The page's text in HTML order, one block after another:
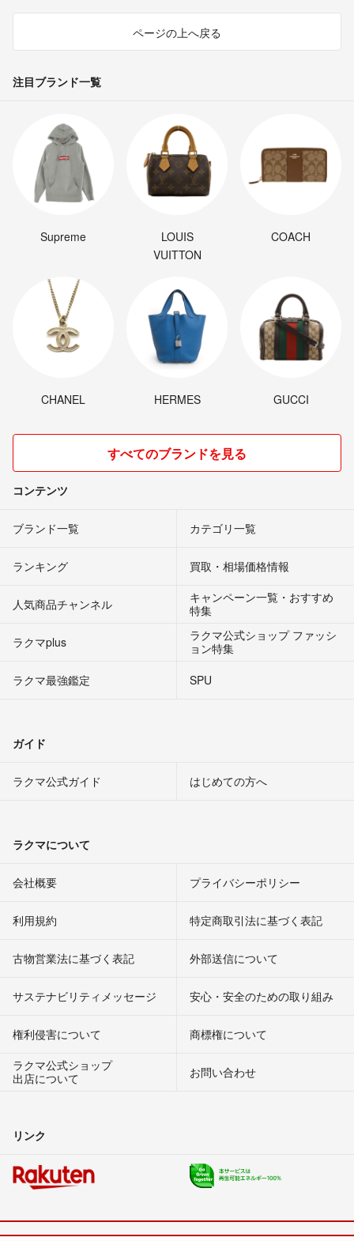
ページの上へ戻る
注目ブランド一覧
Supreme
LOUIS
VUITTON
COACH
CHANEL HERMES GUCCI
すべてのブランドを見る
コンテンツ
ブランド一覧 カテゴリ一覧
ランキング 買取・相場価格情報
人気商品チャンネル
キャンペーン一覧・おすすめ
特集
ラクマplus
ラクマ公式ショップ ファッシ
ョン特集
ラクマ最強鑑定
SPU
ガイド
ラクマ公式ガイド はじめての方へ
ラクマについて
会社概要 プライバシーポリシー
利用規約 特定商取引法に基づく表記
古物営業法に基づく表記 外部送信について
サステナビリティメッセージ 安心・安全のための取り組み
権利侵害について
商標権について
ラクマ公式ショップ
出店について
お問い合わせ
リンク